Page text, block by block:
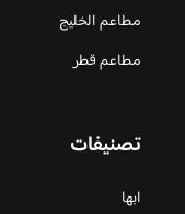
مطاعم الخليج
مطاعم قطر
تصنيفات
ابها